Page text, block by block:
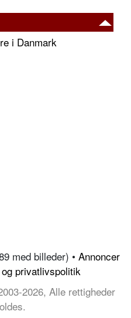
i Danmark
med billeder) • Annoncer
privatlivspolitik
2026, Alle rettigheder